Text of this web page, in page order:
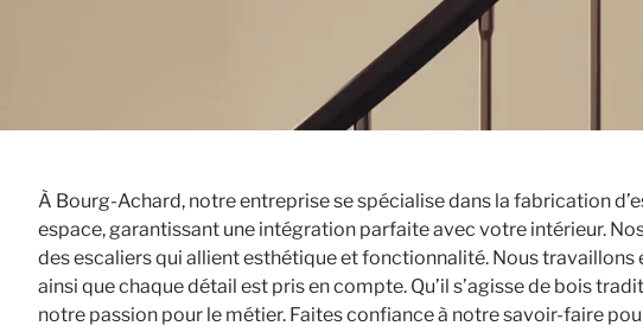
À Bourg-Achard, notre entreprise se spécialise dans la fabrication
espace, garantissant une intégration parfaite avec votre intérieur.
des escaliers qui allient esthétique et fonctionnalité. Nous
ainsi que chaque détail est pris en compte. Qu’il s’agisse de bois
notre passion pour le métier. Faites confiance à notre savoir-faire